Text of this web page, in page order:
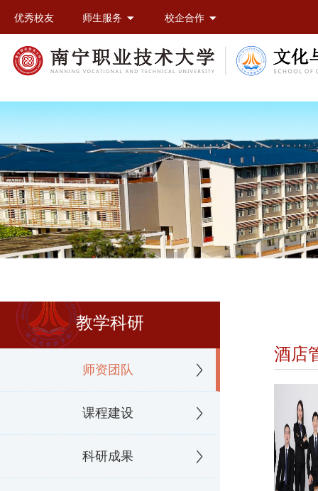
优秀校友 师生服务 校企合作
教学科研
师资团队
课程建设
科研成果
酒店